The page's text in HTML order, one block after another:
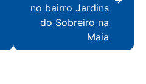
no bairro Jardins
do Sobreiro na
Maia